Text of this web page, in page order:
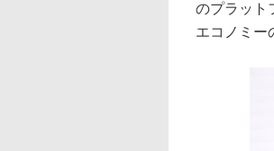
のプラット
エコノミー